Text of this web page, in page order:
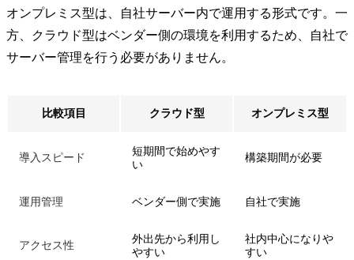
オンプレミス型は、自社サーバー内で運用する形式です。一
方、クラウド型はベンダー側の環境を利用するため、自社で
サーバー管理を行う必要がありません。
比較項目 クラウド型 オンプレミス型
導入スピード
短期間で始めやす
い
構築期間が必要
運用管理 ベンダー側で実施 自社で実施
アクセス性
外出先から利用し
やすい
社内中心になりや
すい